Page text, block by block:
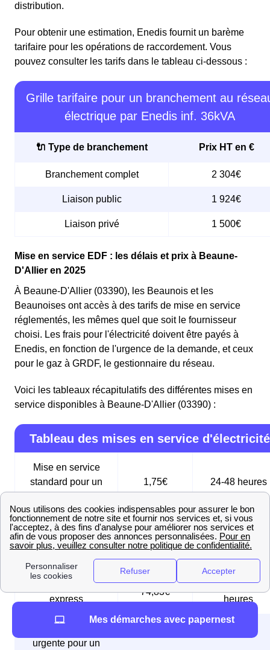
distribution.
Pour obtenir une estimation, Enedis fournit un barème
tarifaire pour les opérations de raccordement. Vous
pouvez consulter les tarifs dans le tableau ci-dessous :
Grille tarifaire pour un branchement au
électrique par Enedis inf. 36kVA
🔌 Type de branchement Prix HT en €
Branchement complet 2 304€
Liaison public 1 924€
Liaison privé 1 500€
Mise en service EDF : les délais et prix à Beaune-
D'Allier en 2025
À Beaune-D'Allier (03390), les Beaunois et les
Beaunoises ont accès à des tarifs de mise en service
réglementés, les mêmes quel que soit le fournisseur
choisi. Les frais pour l'électricité doivent être payés à
Enedis, en fonction de l'urgence de la demande, et ceux
pour le gaz à GRDF, le gestionnaire du réseau.
Voici les tableaux récapitulatifs des différentes mises en
service disponibles à Beaune-D'Allier (03390) :
Tableau des mises en service d'électricité
Mise en service
standard pour un
1,75€ 24-48 heures
Mise en service
standard pour un
31,83€ 5 jours ouvrés
Mise en service
express
74,83€
sous 24 à 48
heures
urgente pour un
Mes démarches avec papernest